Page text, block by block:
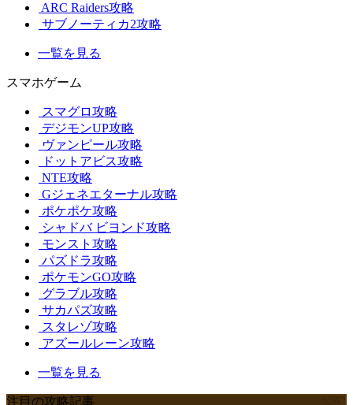
ARC Raiders攻略
サブノーティカ2攻略
一覧を見る
スマホゲーム
スマグロ攻略
デジモンUP攻略
ヴァンピール攻略
ドットアビス攻略
NTE攻略
Gジェネエターナル攻略
ポケポケ攻略
シャドバ ビヨンド攻略
モンスト攻略
パズドラ攻略
ポケモンGO攻略
グラブル攻略
サカパズ攻略
スタレゾ攻略
アズールレーン攻略
一覧を見る
注目の攻略記事